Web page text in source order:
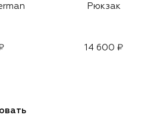
Рюкзак
14 600 ₽